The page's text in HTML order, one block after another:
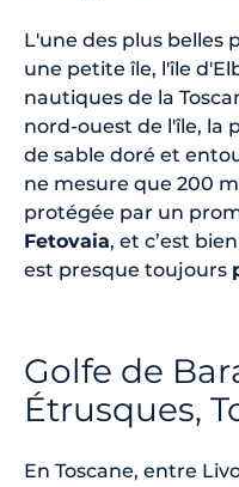
L'une des plus belles
une petite île, l'île
nautiques de la
nord-ouest de l'île, la
de sable doré et
ne mesure que 200
protégée par un
Fetovaia, et c’est
est presque toujours
Golfe de
Étrusques,
En Toscane, entre